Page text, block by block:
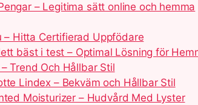
– Legitima sätt online och hemma
– Hitta Certifierad Uppfödare
bäst i test – Optimal Lösning för
Trend Och Hållbar Stil
Lindex – Bekväm och Hållbar Stil
Moisturizer – Hudvård Med Lyster